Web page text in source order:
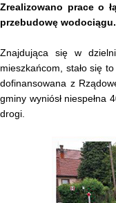
Zrealizowano prace o
przebudowę wodociągu.
Znajdująca się w
mieszkańcom, stało się
dofinansowana z
gminy wyniósł niespełna
drogi.